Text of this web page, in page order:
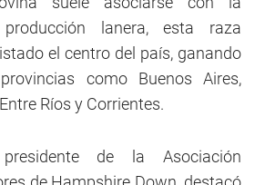
lanera, esta raza
el centro del país, ganando
como Buenos Aires,
Ríos y Corrientes.
de la Asociación